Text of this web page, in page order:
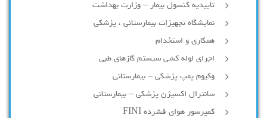
تاییدیه کنسول بیمار – وزارت بهداشت
نمایشگاه تجهیزات بیمارستانی ، پزشکی
همکاری و استخدام
اجرای لوله کشی سیستم گازهای طبی
وکیوم پمپ پزشکی – بیمارستانی
سانترال اکسیژن پزشکی – بیمارستانی
کمپرسور هوای فشرده FINI